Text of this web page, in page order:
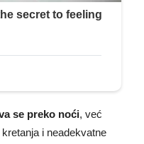
se preko noći, već
i neadekvatne